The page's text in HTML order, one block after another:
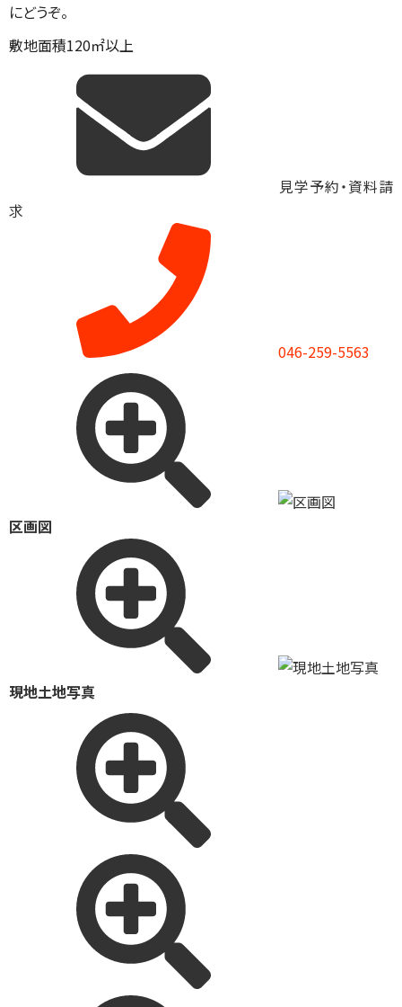
にどうぞ。
敷地面積120㎡以上
見学予約・資料請
求
046-259-5563
区画図
現地土地写真